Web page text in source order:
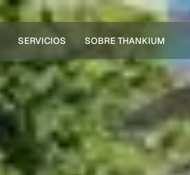
SERVICIOS SOBRE THANKIUM